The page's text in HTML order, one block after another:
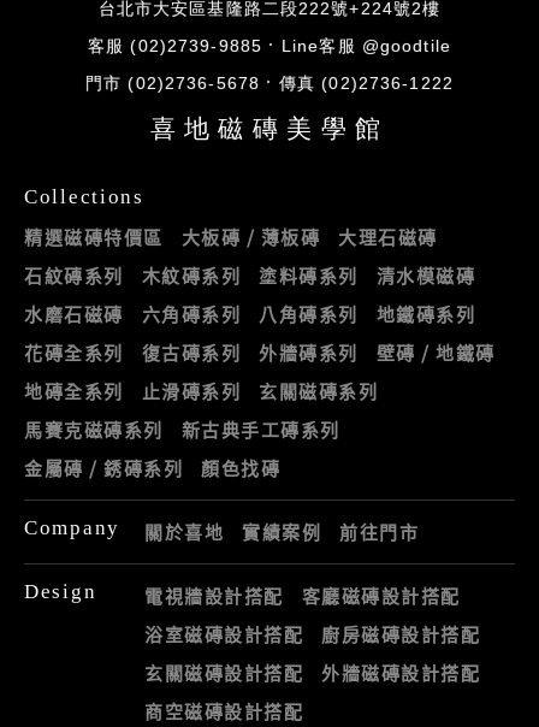
台北市大安區基隆路二段222號+224號2樓
客服 (02)2739-9885 Line客服 @goodtile
門市 (02)2736-5678 傳真 (02)2736-1222
喜地磁磚美學館
Collections
精選磁磚特價區 大板磚 / 薄板磚
大理石磁磚
石紋磚系列
木紋磚系列 塗料磚系列
清水模磁磚
水磨石磁磚
六角磚系列 八角磚系列
地鐵磚系列
花磚全系列
復古磚系列 外牆磚系列
壁磚 / 地鐵磚
地磚全系列
止滑磚系列
玄關磁磚系列
馬賽克磁磚系列
新古典手工磚系列
金屬磚 / 銹磚系列
顏色找磚
Company 關於喜地 實績案例 前往門市
Design 電視牆設計搭配
客廳磁磚設計搭配
浴室磁磚設計搭配
廚房磁磚設計搭配
玄關磁磚設計搭配
外牆磁磚設計搭配
商空磁磚設計搭配